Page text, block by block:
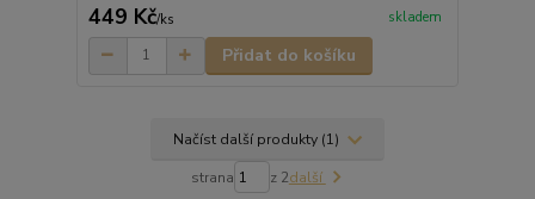
449 Kč/ks skladem
Přidat do košíku
Načíst další produkty (1)
strana z 2další